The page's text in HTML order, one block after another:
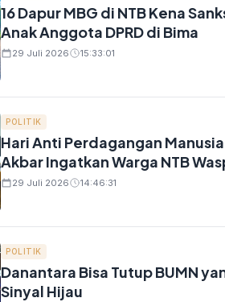
16 Dapur MBG di NTB Kena
Anak Anggota DPRD di Bima
29 Juli 2026 15:33:01
POLITIK
Hari Anti Perdagangan
Akbar Ingatkan Warga NTB
29 Juli 2026 14:46:31
POLITIK
Danantara Bisa Tutup BUMN
Sinyal Hijau